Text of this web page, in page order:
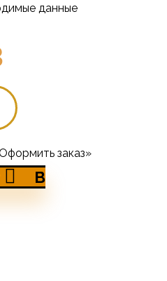
данные
заказ»
В